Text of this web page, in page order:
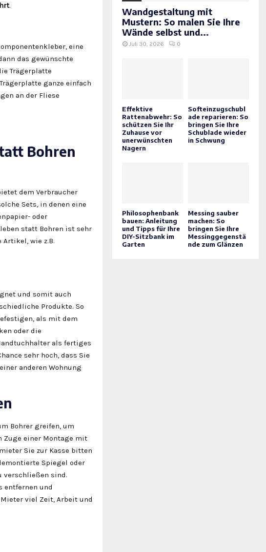
.
eine
das gewünschte
Trägerplatte
ganze einfach
an der Fliese
Bohren
dem Verbraucher
Sets, in denen eine
oder
statt Bohren ist sehr
wie z.B.
und somit auch
Produkte. So
als mit dem
oder die
als fertiges
sehr hoch, dass Sie
anderen Wohnung
Bohrer greifen, um
Zuge einer Montage mit
Sie zur Kasse bitten
Spiegel oder
verschließen sind.
entfernen und
viel Zeit, Arbeit und
Wandgestaltung mit
Mustern: So malen Sie Ihre
Wände selbst und...
Juli 30, 2026 0
Effektive
Rattenabwehr: So
schützen Sie Ihr
Zuhause vor
unerwünschten
Nagern
Softeinzugschubl
ade reparieren: So
bringen Sie Ihre
Schublade wieder
in Schwung
Philosophenbank
bauen: Anleitung
und Tipps für Ihre
DIY-Sitzbank im
Garten
Messing sauber
machen: So
bringen Sie Ihre
Messinggegenstä
nde zum Glänzen